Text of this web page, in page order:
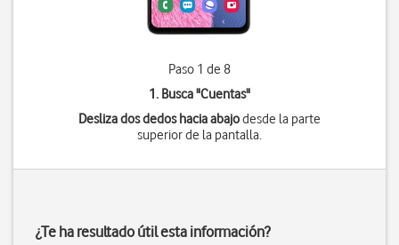
Paso 1 de 8
1. Busca "Cuentas"
Desliza dos dedos hacia abajodesde la parte
superior de la pantalla.
¿Te ha resultado útil esta información?